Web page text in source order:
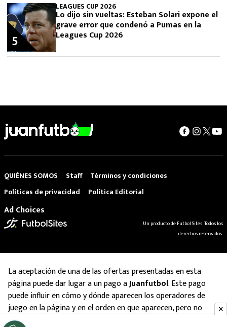
LEAGUES CUP 2026
Lo dijo sin vueltas: Esteban Solari expone el
grave error que condenó a Pumas en la
Leagues Cup 2026
5
QUIÉNES SOMOS Staff
Términos y condiciones
Políticas de privacidad
Política Editorial
Ad Choices
Un producto de Futbol Sites. Todos los
derechos reservados.
La aceptación de una de las ofertas presentadas en esta
página puede dar lugar a un pago aJuanfutbol. Este pago
puede influir en cómo y dónde aparecen los operadores de
juego en la página y en el orden en que aparecen, pero no
influye en nuestras evaluaciones.